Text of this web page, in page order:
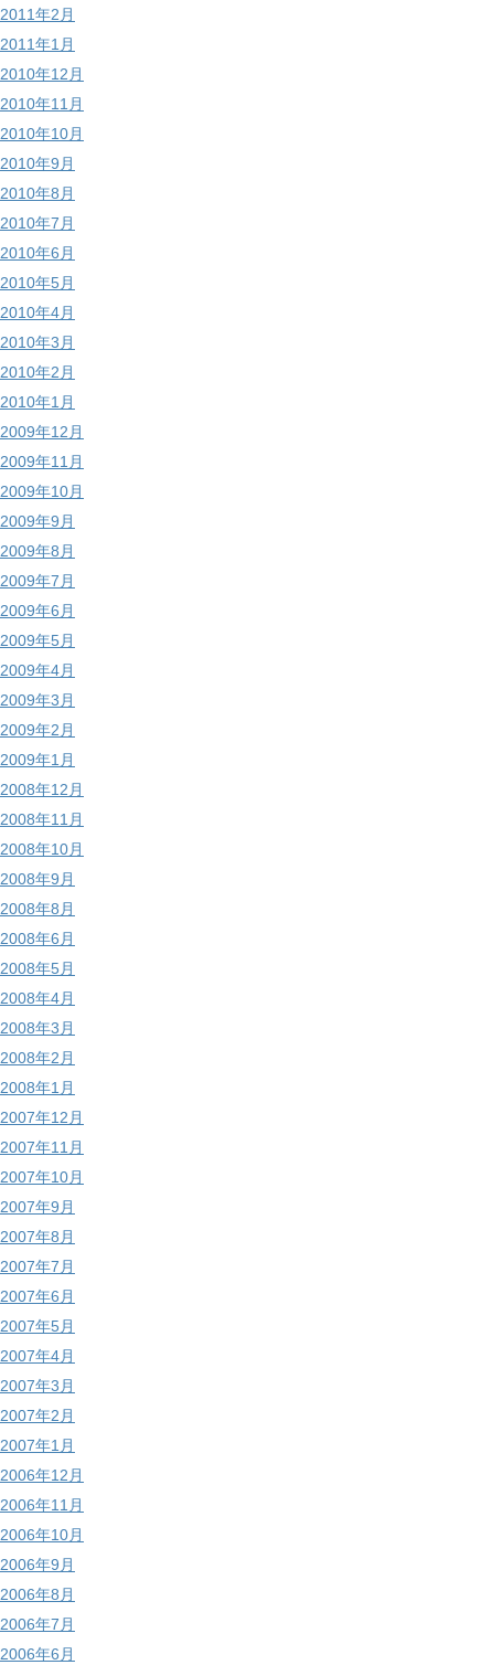
2011年2月
2011年1月
2010年12月
2010年11月
2010年10月
2010年9月
2010年8月
2010年7月
2010年6月
2010年5月
2010年4月
2010年3月
2010年2月
2010年1月
2009年12月
2009年11月
2009年10月
2009年9月
2009年8月
2009年7月
2009年6月
2009年5月
2009年4月
2009年3月
2009年2月
2009年1月
2008年12月
2008年11月
2008年10月
2008年9月
2008年8月
2008年6月
2008年5月
2008年4月
2008年3月
2008年2月
2008年1月
2007年12月
2007年11月
2007年10月
2007年9月
2007年8月
2007年7月
2007年6月
2007年5月
2007年4月
2007年3月
2007年2月
2007年1月
2006年12月
2006年11月
2006年10月
2006年9月
2006年8月
2006年7月
2006年6月